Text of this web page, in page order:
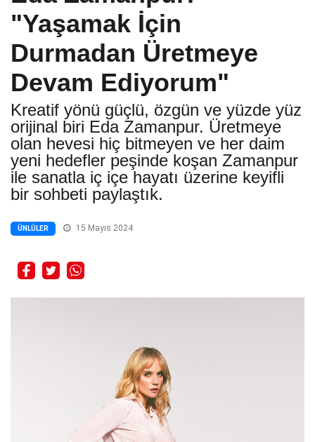
"Yaşamak İçin
Durmadan Üretmeye
Devam Ediyorum"
Kreatif yönü güçlü, özgün ve yüzde yüz
orijinal biri Eda Zamanpur. Üretmeye
olan hevesi hiç bitmeyen ve her daim
yeni hedefler peşinde koşan Zamanpur
ile sanatla iç içe hayatı üzerine keyifli
bir sohbeti paylaştık.
ÜNLÜLER 15 Mayıs 2024